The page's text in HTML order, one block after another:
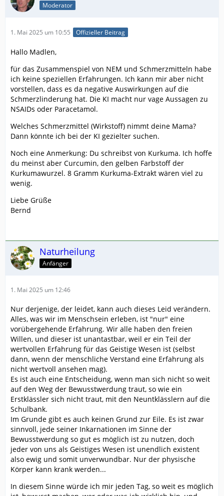
Moderator
1. Mai 2025 um 10:55 Offizieller Beitrag
Hallo Madlen,
für das Zusammenspiel von NEM und Schmerzmitteln habe
ich keine speziellen Erfahrungen. Ich kann mir aber nicht
vorstellen, dass es da negative Auswirkungen auf die
Schmerzlinderung hat. Die KI macht nur vage Aussagen zu
NSAIDs oder Paracetamol.
Welches Schmerzmittel (Wirkstoff) nimmt deine Mama?
Dann könnte ich bei der KI gezielter suchen.
Noch eine Anmerkung: Du schreibst von Kurkuma. Ich hoffe
du meinst aber Curcumin, den gelben Farbstoff der
Kurkumawurzel. 8 Gramm Kurkuma-Extrakt wären viel zu
wenig.
Liebe Grüße
Bernd
Naturheilung
Anfänger
1. Mai 2025 um 12:46
Nur derjenige, der leidet, kann auch dieses Leid verändern.
Alles, was wir im Menschsein erleben, ist "nur" eine
vorübergehende Erfahrung. Wir alle haben den freien
Willen, und dieser ist unantastbar, weil er ein Teil der
wertvollen Erfahrung für das Geistige Wesen ist (selbst
dann, wenn der menschliche Verstand eine Erfahrung als
nicht wertvoll ansehen mag).
Es ist auch eine Entscheidung, wenn man sich nicht so weit
auf den Weg der Bewusstwerdung traut, so wie ein
Erstklässler sich nicht traut, mit den Neuntklässlern auf die
Schulbank.
Im Grunde gibt es auch keinen Grund zur Eile. Es ist zwar
sinnvoll, jede seiner Inkarnationen im Sinne der
Bewusstwerdung so gut es möglich ist zu nutzen, doch
jeder von uns als Geistiges Wesen ist unendlich existent
also ewig und somit unverwundbar. Nur der physische
Körper kann krank werden...
In diesem Sinne würde ich mir jeden Tag, so weit es möglich